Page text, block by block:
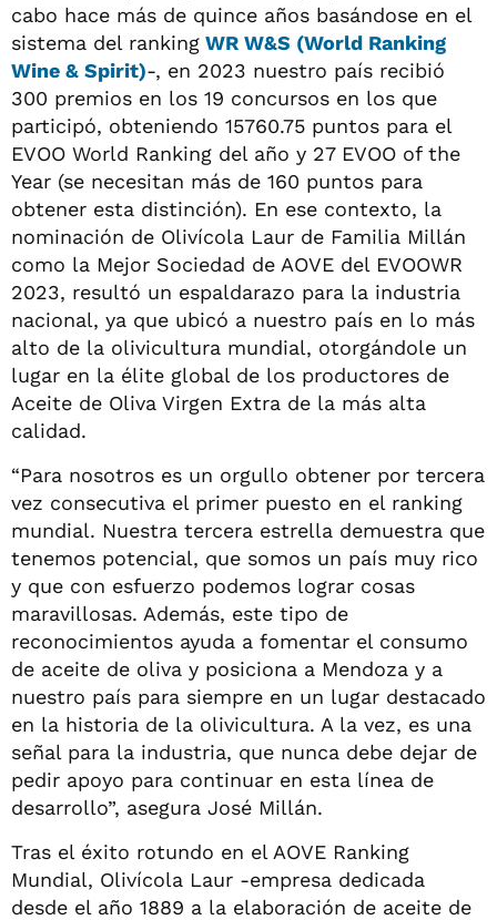
cabo hace más de quince años basándose en el
sistema del ranking WR W&S (World Ranking
Wine & Spirit)-, en 2023 nuestro país recibió
300 premios en los 19 concursos en los que
participó, obteniendo 15760.75 puntos para el
EVOO World Ranking del año y 27 EVOO of the
Year (se necesitan más de 160 puntos para
obtener esta distinción). En ese contexto, la
nominación de Olivícola Laur de Familia Millán
como la Mejor Sociedad de AOVE del EVOOWR
2023, resultó un espaldarazo para la industria
nacional, ya que ubicó a nuestro país en lo más
alto de la olivicultura mundial, otorgándole un
lugar en la élite global de los productores de
Aceite de Oliva Virgen Extra de la más alta
calidad.
“Para nosotros es un orgullo obtener por tercera
vez consecutiva el primer puesto en el ranking
mundial. Nuestra tercera estrella demuestra que
tenemos potencial, que somos un país muy rico
y que con esfuerzo podemos lograr cosas
maravillosas. Además, este tipo de
reconocimientos ayuda a fomentar el consumo
de aceite de oliva y posiciona a Mendoza y a
nuestro país para siempre en un lugar destacado
en la historia de la olivicultura. A la vez, es una
señal para la industria, que nunca debe dejar de
pedir apoyo para continuar en esta línea de
desarrollo”, asegura José Millán.
Tras el éxito rotundo en el AOVE Ranking
Mundial, Olivícola Laur -empresa dedicada
desde el año 1889 a la elaboración de aceite de